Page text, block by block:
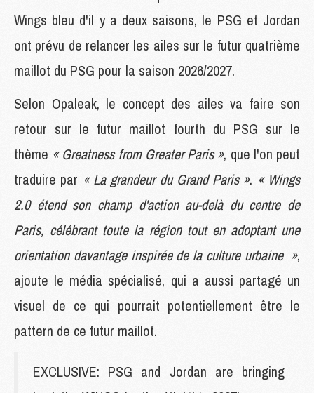
Wings bleu d'il y a deux saisons, le PSG et Jordan
ont prévu de relancer les ailes sur le futur quatrième
maillot du PSG pour la saison 2026/2027.
Selon Opaleak, le concept des ailes va faire son
retour sur le futur maillot fourth du PSG sur le
thème « Greatness from Greater Paris », que l'on peut
traduire par « La grandeur du Grand Paris ». « Wings
2.0 étend son champ d'action au-delà du centre de
Paris, célébrant toute la région tout en adoptant une
orientation davantage inspirée de la culture urbaine »,
ajoute le média spécialisé, qui a aussi partagé un
visuel de ce qui pourrait potentiellement être le
pattern de ce futur maillot.
EXCLUSIVE: PSG and Jordan are bringing